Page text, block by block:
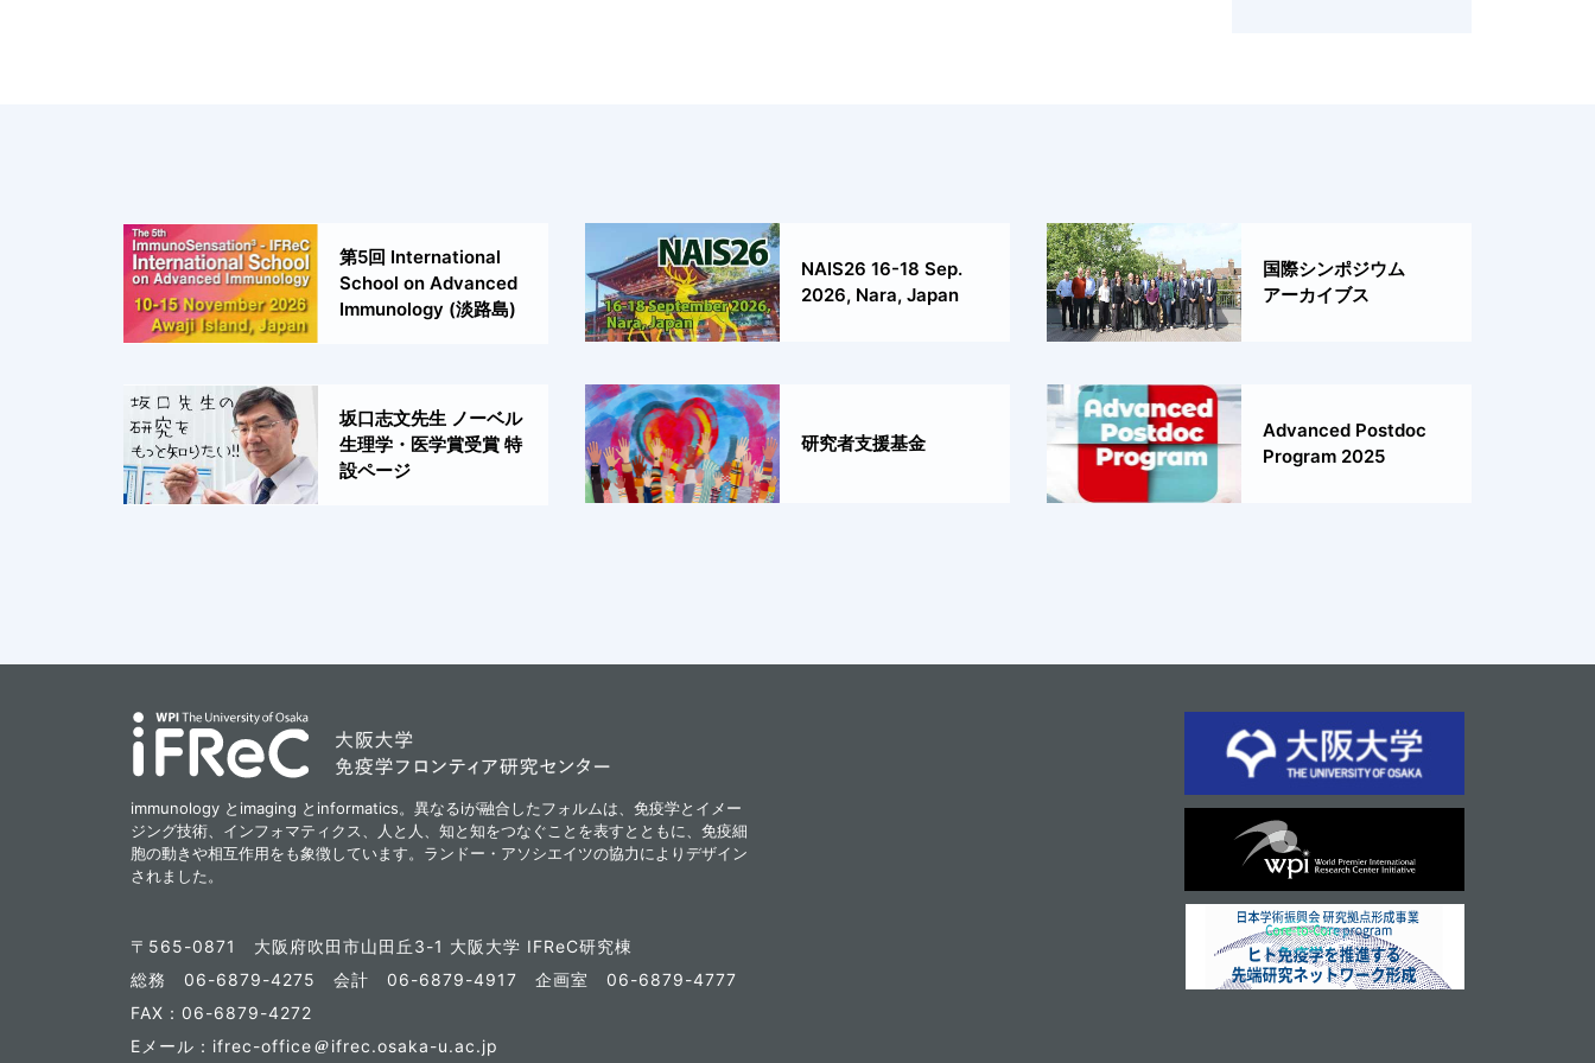
第5回 International
School on Advanced
Immunology (淡路島)
NAIS26 16-18 Sep.
2026, Nara, Japan
国際シンポジウム
アーカイブス
坂口志文先生 ノーベル
生理学・医学賞受賞 特
設ページ
研究者支援基金
Advanced Postdoc
Program 2025
immunology とimaging とinformatics。異なるiが融合したフォルムは、免疫学とイメー
ジング技術、インフォマティクス、人と人、知と知をつなぐことを表すとともに、免疫細
胞の動きや相互作用をも象徴しています。ランドー・アソシエイツの協力によりデザイン
されました。
〒565-0871 大阪府吹田市山田丘3-1 大阪大学 IFReC研究棟
総務 06-6879-4275 会計 06-6879-4917 企画室 06-6879-4777
FAX：06-6879-4272
Eメール：ifrec-office
ifrec.osaka-u.ac.jp